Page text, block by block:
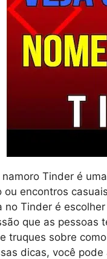
Tinder é
ou encontros
no Tinder é
que as pessoas
truques sobre
dicas, você